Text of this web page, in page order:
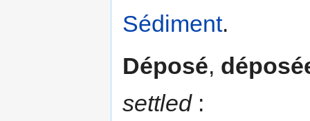
Sédiment.
Déposé,
settled: